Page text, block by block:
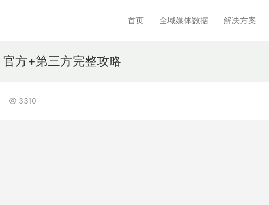
首页 全域媒体数据 解决方案
方+第三方完整攻略
3310